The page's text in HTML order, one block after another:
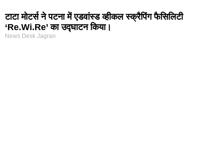
टाटा मोटर्स ने पटना में एडवांस्ड व्हीकल स्क्रैपिंग फैसिलिटी
‘Re.Wi.Re’ का उद्घाटन किया।
News Desk Jagran